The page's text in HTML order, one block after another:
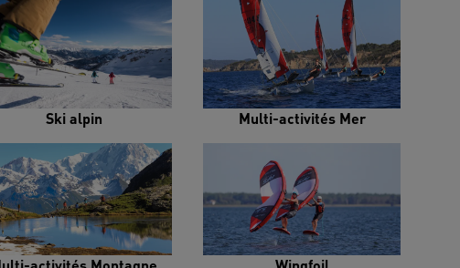
Ski alpin Multi-activités Mer